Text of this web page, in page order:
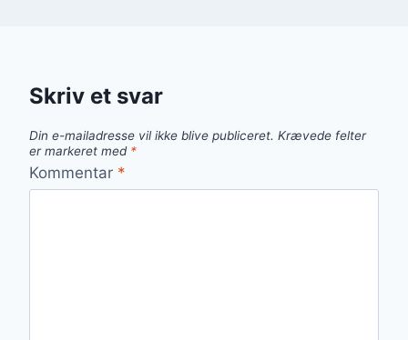
Skriv et svar
Din e-mailadresse vil ikke blive publiceret. Krævede felter
er markeret med *
Kommentar *